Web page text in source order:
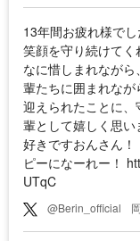
13年間お疲れ様で
笑顔を守り続けて
なに惜しまれなが
輩たちに囲まれな
迎えられたことに
輩として嬉しく思
好きですおんさん！
ピーになーれー！
UTqC
@Berin_official